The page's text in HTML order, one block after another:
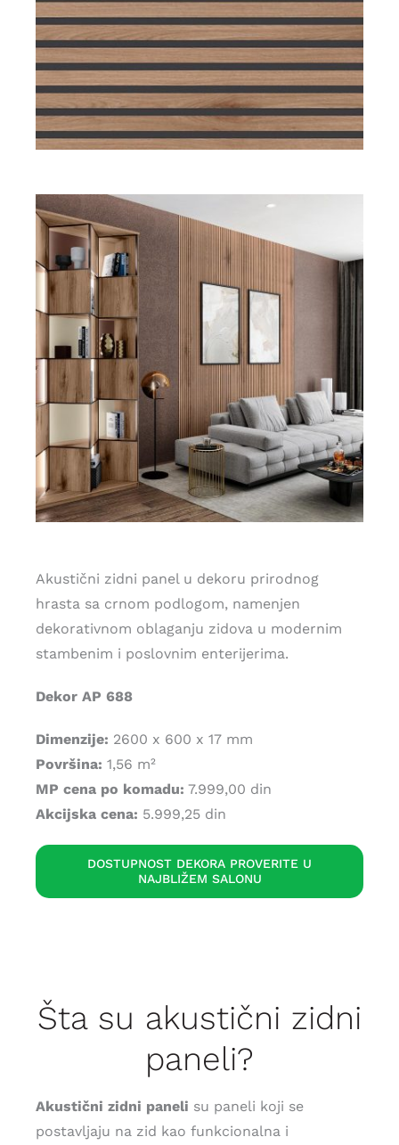
Akustični zidni panel u dekoru prirodnog
hrasta sa crnom podlogom, namenjen
dekorativnom oblaganju zidova u modernim
stambenim i poslovnim enterijerima.
Dekor AP 688
Dimenzije: 2600 x 600 x 17 mm
Površina: 1,56 m²
MP cena po komadu: 7.999,00 din
Akcijska cena: 5.999,25 din
DOSTUPNOST DEKORA PROVERITE U
NAJBLIŽEM SALONU
Šta su akustični zidni
paneli?
Akustični zidni paneli su paneli koji se
postavljaju na zid kao funkcionalna i